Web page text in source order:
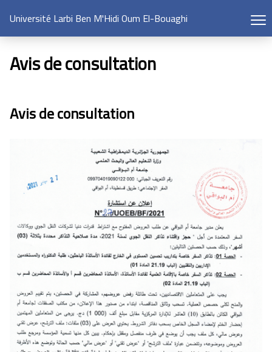
Université Larbi Ben M'Hidi Oum El-Bouaghi
Avis de consultation
Avis de consultation